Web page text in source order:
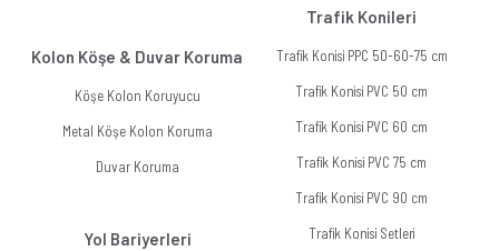
Kolon Köşe & Duvar Koruma
Köşe Kolon Koruyucu
Metal Köşe Kolon Koruma
Duvar Koruma
Yol Bariyerleri
Trafik Konileri
Trafik Konisi PPC 50-60-75 cm
Trafik Konisi PVC 50 cm
Trafik Konisi PVC 60 cm
Trafik Konisi PVC 75 cm
Trafik Konisi PVC 90 cm
Trafik Konisi Setleri